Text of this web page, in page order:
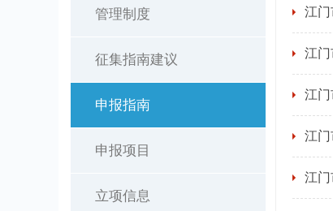
管理制度
征集指南建议
申报指南
申报项目
立项信息
江门
江门
江
江
江